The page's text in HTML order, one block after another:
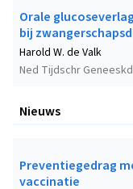
Orale
bij
Ned Tijdschr
Harold W. de Valk
Nieuws
Preventiegedrag
vaccinatie